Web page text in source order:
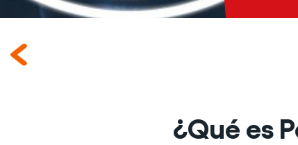
¿Qué es